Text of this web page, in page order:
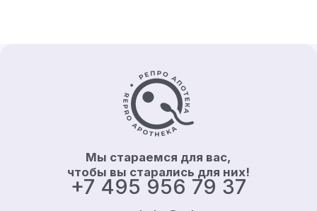
Контакты и информация
+7 495 956 79 37
Мы стараемся для вас,
чтобы вы старались для них!